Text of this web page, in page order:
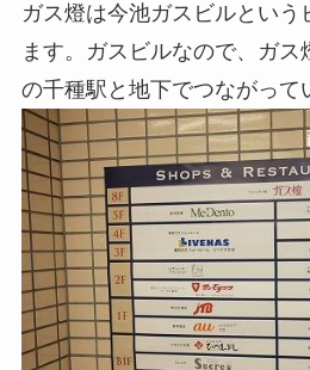
ガス燈は今池ガスビルという
ます。ガスビルなので、ガス
の千種駅と地下でつながって